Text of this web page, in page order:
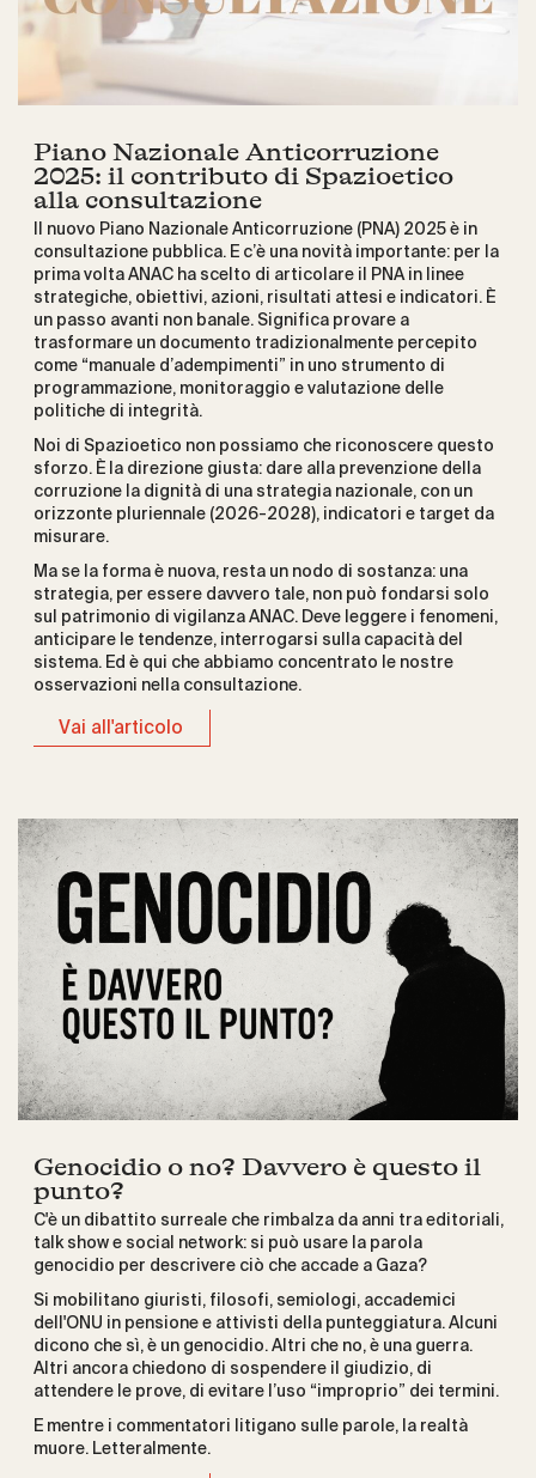
Piano Nazionale Anticorruzione
2025: il contributo di Spazioetico
alla consultazione
Il nuovo Piano Nazionale Anticorruzione (PNA) 2025 è in
consultazione pubblica. E c’è una novità importante: per la
prima volta ANAC ha scelto di articolare il PNA in linee
strategiche, obiettivi, azioni, risultati attesi e indicatori. È
un passo avanti non banale. Significa provare a
trasformare un documento tradizionalmente percepito
come “manuale d’adempimenti” in uno strumento di
programmazione, monitoraggio e valutazione delle
politiche di integrità.
Noi di Spazioetico non possiamo che riconoscere questo
sforzo. È la direzione giusta: dare alla prevenzione della
corruzione la dignità di una strategia nazionale, con un
orizzonte pluriennale (2026-2028), indicatori e target da
misurare.
Ma se la forma è nuova, resta un nodo di sostanza: una
strategia, per essere davvero tale, non può fondarsi solo
sul patrimonio di vigilanza ANAC. Deve leggere i fenomeni,
anticipare le tendenze, interrogarsi sulla capacità del
sistema. Ed è qui che abbiamo concentrato le nostre
osservazioni nella consultazione.
Vai all'articolo
Genocidio o no? Davvero è questo il
punto?
C'è un dibattito surreale che rimbalza da anni tra editoriali,
talk show e social network: si può usare la parola
genocidio per descrivere ciò che accade a Gaza?
Si mobilitano giuristi, filosofi, semiologi, accademici
dell'ONU in pensione e attivisti della punteggiatura. Alcuni
dicono che sì, è un genocidio. Altri che no, è una guerra.
Altri ancora chiedono di sospendere il giudizio, di
attendere le prove, di evitare l’uso “improprio” dei termini.
E mentre i commentatori litigano sulle parole, la realtà
muore. Letteralmente.